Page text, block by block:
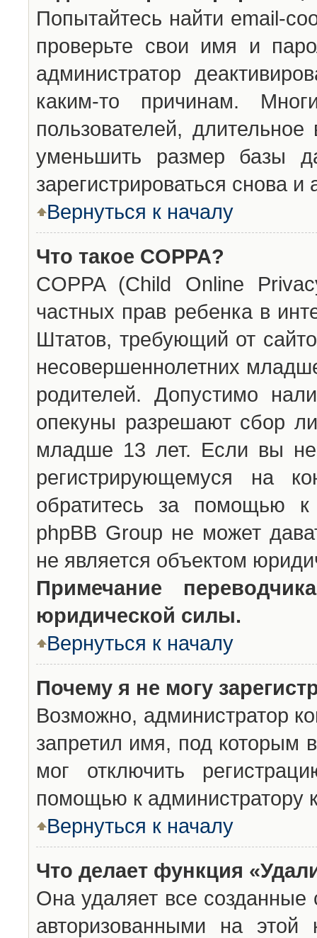
Попытайтесь найти email-
проверьте свои имя и
администратор
каким-то причинам.
пользователей,
уменьшить размер базы
зарегистрироваться снова и
Вернуться к началу
Что такое COPPA?
COPPA (Child Online
частных прав ребенка в
Штатов, требующий от
несовершеннолетних
родителей. Допустимо
опекуны разрешают сбор
младше 13 лет. Если вы
регистрирующемуся на
обратитесь за помощью к
phpBB Group не может
не является объектом
Примечание
юридической силы.
Вернуться к началу
Почему я не могу
Возможно, администратор
запретил имя, под которым
мог отключить
помощью к администратору
Вернуться к началу
Что делает функция
Она удаляет все созданные
авторизованными на